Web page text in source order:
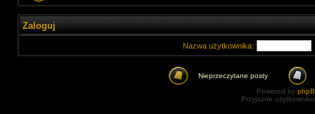
Zaloguj
Nazwa użytkownika:
Nieprzeczytane posty
Powered by
Przyjazne